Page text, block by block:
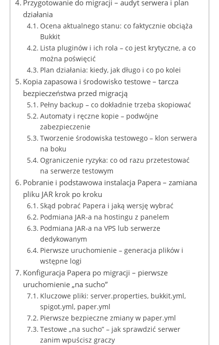
Przygotowanie do migracji – audyt serwera i plan
działania
Ocena aktualnego stanu: co faktycznie obciąża
Bukkit
Lista pluginów i ich rola – co jest krytyczne, a co
można poświęcić
Plan działania: kiedy, jak długo i co po kolei
Kopia zapasowa i środowisko testowe – tarcza
bezpieczeństwa przed migracją
Pełny backup – co dokładnie trzeba skopiować
Automaty i ręczne kopie – podwójne
zabezpieczenie
Tworzenie środowiska testowego – klon serwera
na boku
Ograniczenie ryzyka: co od razu przetestować
na serwerze testowym
Pobranie i podstawowa instalacja Papera – zamiana
pliku JAR krok po kroku
Skąd pobrać Papera i jaką wersję wybrać
Podmiana JAR-a na hostingu z panelem
Podmiana JAR-a na VPS lub serwerze
dedykowanym
Pierwsze uruchomienie – generacja plików i
wstępne logi
Konfiguracja Papera po migracji – pierwsze
uruchomienie „na sucho”
Kluczowe pliki: server.properties, bukkit.yml,
spigot.yml, paper.yml
Pierwsze bezpieczne zmiany w paper.yml
Testowe „na sucho” – jak sprawdzić serwer
zanim wpuścisz graczy